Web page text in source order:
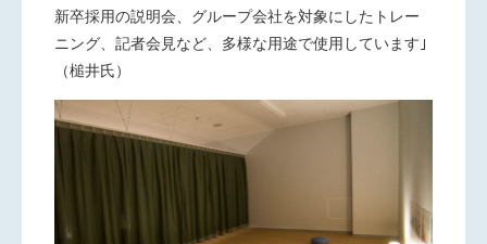
新卒採用の説明会、グループ会社を対象にしたトレー
ニング、記者会見など、多様な用途で使用しています｣
（槌井氏）